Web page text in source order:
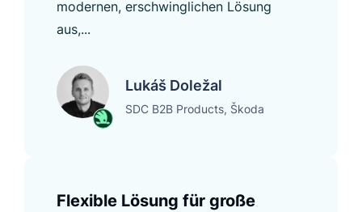
modernen, erschwinglichen Lösung
aus,...
Lukáš Doležal
SDC B2B Products, Škoda
Flexible Lösung für große